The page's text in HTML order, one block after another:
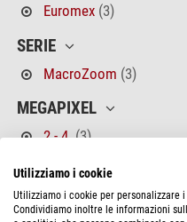
Euromex (3)
SERIE
MacroZoom (3)
MEGAPIXEL
2 - 4 (3)
PREZZO
1.150 - 2.310 $(2)
Utilizziamo i cookie
Utilizziamo i cookie per
Condividiamo inoltre le informazioni